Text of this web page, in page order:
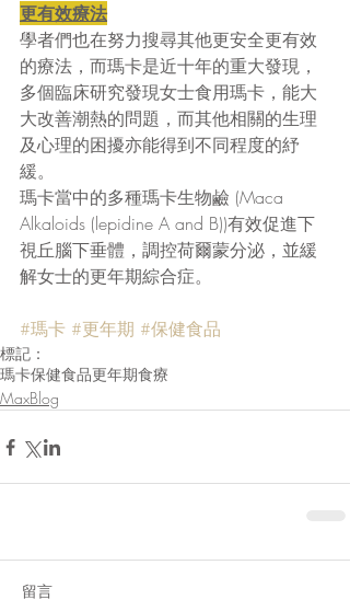
更有效療法
學者們也在努力搜尋其他更安全更有效
的療法，而瑪卡是近十年的重大發現，
多個臨床研究發現女士食用瑪卡，能大
大改善潮熱的問題，而其他相關的生理
及心理的困擾亦能得到不同程度的紓
緩。
瑪卡當中的多種瑪卡生物鹼 (Maca
Alkaloids (lepidine A and B))有效促進下
視丘腦下垂體，調控荷爾蒙分泌，並緩
解女士的更年期綜合症。
#瑪卡 #更年期 #保健食品
標記：
瑪卡保健食品更年期食療
MaxBlog
留言